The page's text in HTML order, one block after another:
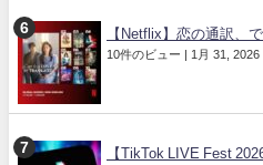
【Netflix】恋の通訳、
10件のビュー | 1月 31,
【TikTok LIVE Fest